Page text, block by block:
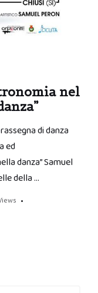
nel
di danza
ed
danza” Samuel
della …